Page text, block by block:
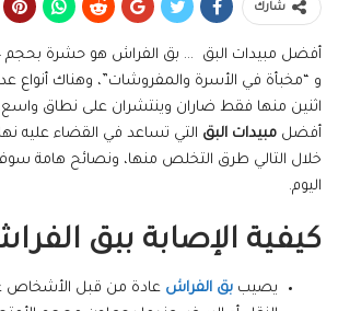
شارك
و “مخبأة في الأسرة والمفروشات”، وهناك أنواع
اثنين منها فقط ضاران وينتشران على نطاق
أفضل مبيدات البق التي تساعد في القضاء عليه
خلال التالي طرق التخلص منها، ونصائح هامة
اليوم.
كيفية الإصابة ببق
يصيب بق الفراش عادة من قبل الأشخاص